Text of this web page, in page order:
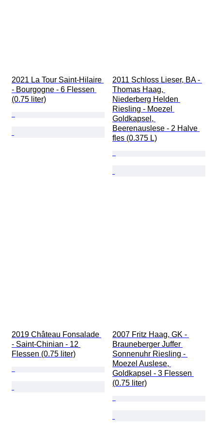
2021 La Tour Saint-Hilaire
- Bourgogne - 6 Flessen
(0.75 liter)
2011 Schloss Lieser, BA -
Thomas Haag,
Niederberg Helden
Riesling - Moezel
Goldkapsel,
Beerenauslese - 2 Halve
fles (0.375 L)
2019 Château Fonsalade
- Saint-Chinian - 12
Flessen (0.75 liter)
2007 Fritz Haag, GK -
Brauneberger Juffer
Sonnenuhr Riesling -
Moezel Auslese,
Goldkapsel - 3 Flessen
(0.75 liter)